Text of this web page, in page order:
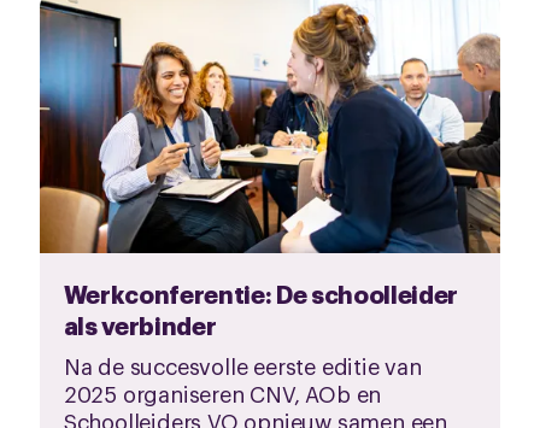
Werkconferentie: De schoolleider
als verbinder
Na de succesvolle eerste editie van
2025 organiseren CNV, AOb en
Schoolleiders VO opnieuw samen een